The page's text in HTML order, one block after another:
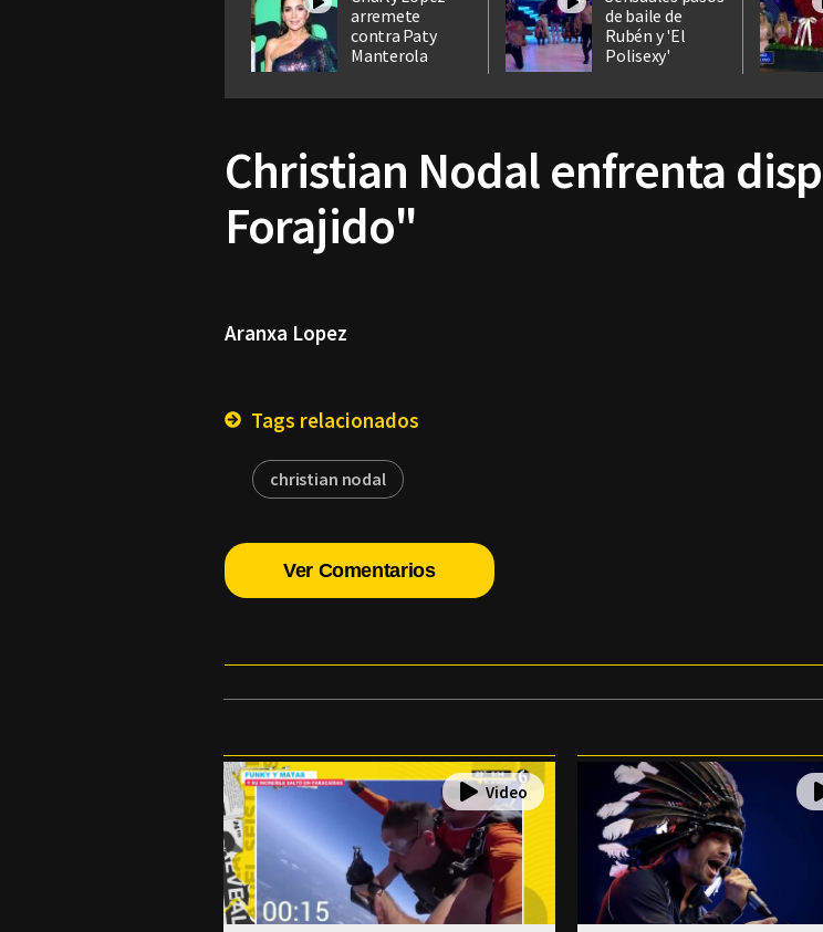
arremete
contra Paty
Manterola
de baile de
Rubén y 'El
Polisexy'
Christian Nodal enfrenta
Forajido"
Aranxa Lopez
Tags relacionados
christian nodal
Ver Comentarios